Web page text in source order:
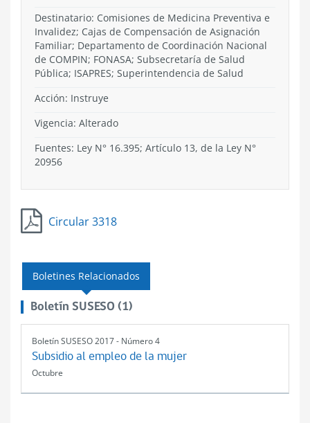
Destinatario: Comisiones de Medicina Preventiva e
Invalidez; Cajas de Compensación de Asignación
Familiar; Departamento de Coordinación Nacional
de COMPIN; FONASA; Subsecretaría de Salud
Pública; ISAPRES; Superintendencia de Salud
Acción: Instruye
Vigencia: Alterado
Fuentes: Ley N° 16.395; Artículo 13, de la Ley N°
20956
Circular 3318
Boletines Relacionados
Boletín SUSESO (1)
Boletín SUSESO 2017 - Número 4
Subsidio al empleo de la mujer
Octubre